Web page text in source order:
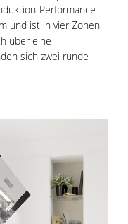
Performance-
und ist in vier Zonen
über eine
sich zwei runde